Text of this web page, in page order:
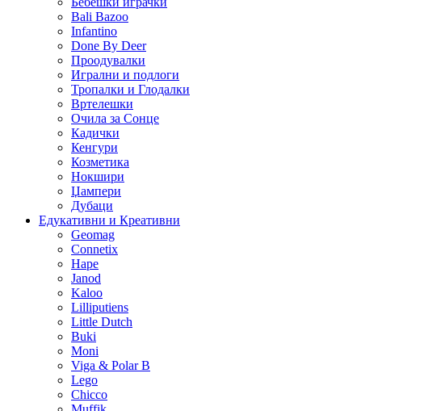
Bali Bazoo
Infantino
Done By Deer
Проодувалки
Игрални и подлоги
Тропалки и Глодалки
Вртелешки
Очила за Сонце
Кадички
Кенгури
Козметика
Нокшири
Џампери
Дубаци
Едукативни и Креативни
Geomag
Connetix
Hape
Janod
Kaloo
Lilliputiens
Little Dutch
Buki
Moni
Viga & Polar B
Lego
Chicco